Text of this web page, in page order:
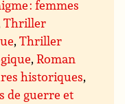
: femmes
Thriller
,Thriller
,Roman
historiques,
de guerre et